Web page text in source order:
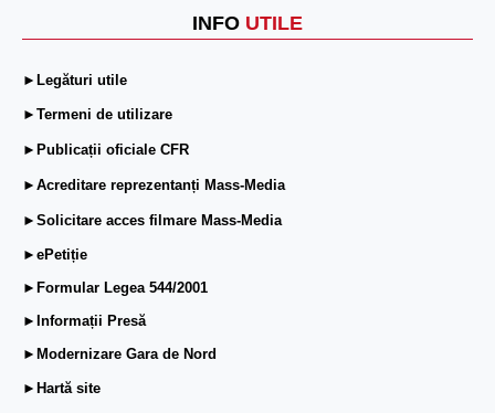
INFO UTILE
►Legături utile
►Termeni de utilizare
►Publicații oficiale CFR
►Acreditare reprezentanți Mass-Media
►Solicitare acces filmare Mass-Media
►ePetiție
►Formular Legea 544/2001
►Informații Presă
►Modernizare Gara de Nord
►Hartă site